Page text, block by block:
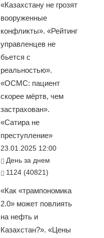
«Казахстану не грозят
вооруженные
конфликты». «Рейтинг
управленцев не
бьется с
реальностью».
«ОСМС: пациент
скорее мёртв, чем
застрахован».
«Сатира не
преступление»
23.01.2025 12:00
День за днем
1124 (40821)
«Как «трампономика
2.0» может повлиять
на нефть и
Казахстан?». «Цены